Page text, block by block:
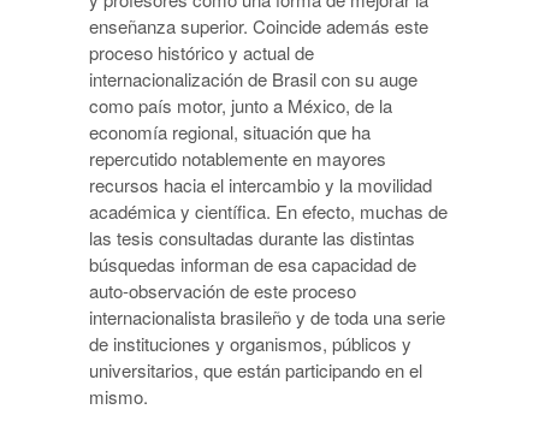
enseñanza superior. Coincide además este
proceso histórico y actual de
internacionalización de Brasil con su auge
como país motor, junto a México, de la
economía regional, situación que ha
repercutido notablemente en mayores
recursos hacia el intercambio y la movilidad
académica y científica. En efecto, muchas de
las tesis consultadas durante las distintas
búsquedas informan de esa capacidad de
auto-observación de este proceso
internacionalista brasileño y de toda una serie
de instituciones y organismos, públicos y
universitarios, que están participando en el
mismo.